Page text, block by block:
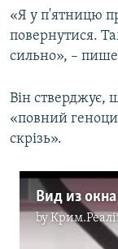
«Я у п'ятницю
повернутися.
сильно», –
Він стверджує,
«повний
скрізь».
by